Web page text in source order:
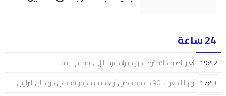
24 ساعة
ألغاز الصيف المُحيّرة.. من مباراة فرنسا إلى اقتحام سبتة..! 19:42
أولها المغرب: 90 دقيقة تفصل أربع منتخبات إفريقية عن مونديال البرازيل 17:43